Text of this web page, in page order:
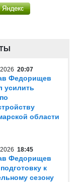
20:07
Федорищев
усилить
области
18:45
Федорищев
к
сезону